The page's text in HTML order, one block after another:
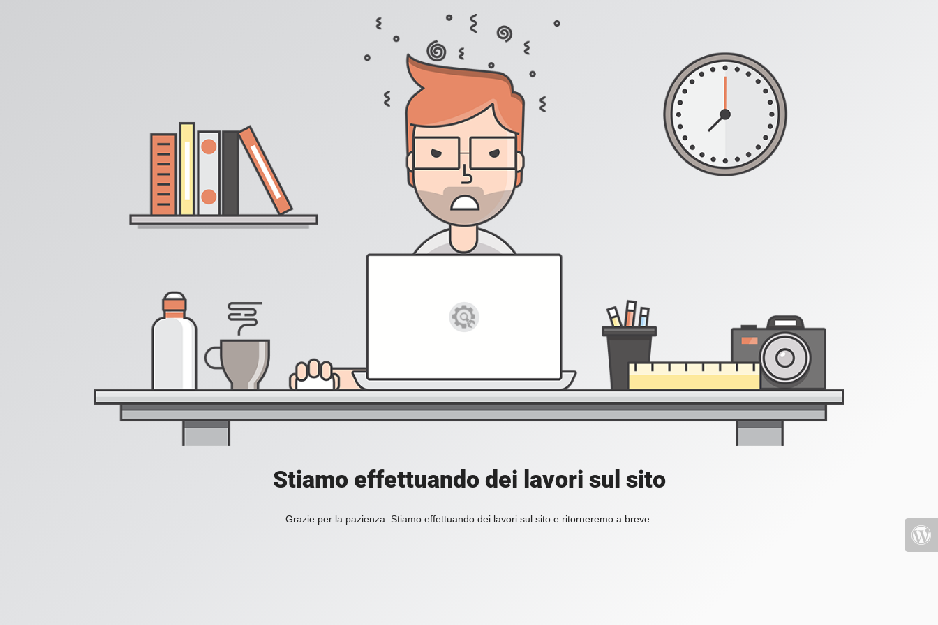
Stiamo effettuando dei lavori sul sito
Grazie per la pazienza. Stiamo effettuando dei lavori sul sito e ritorneremo a breve.